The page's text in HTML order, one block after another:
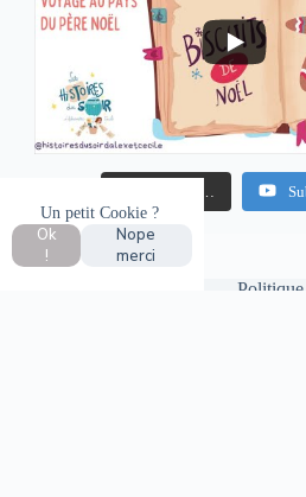
Un petit Cookie ?
Ok
!
Nope
merci